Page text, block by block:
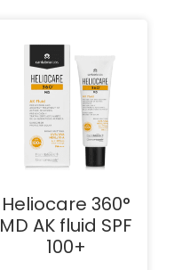
Heliocare 360°
MD AK fluid SPF
100+